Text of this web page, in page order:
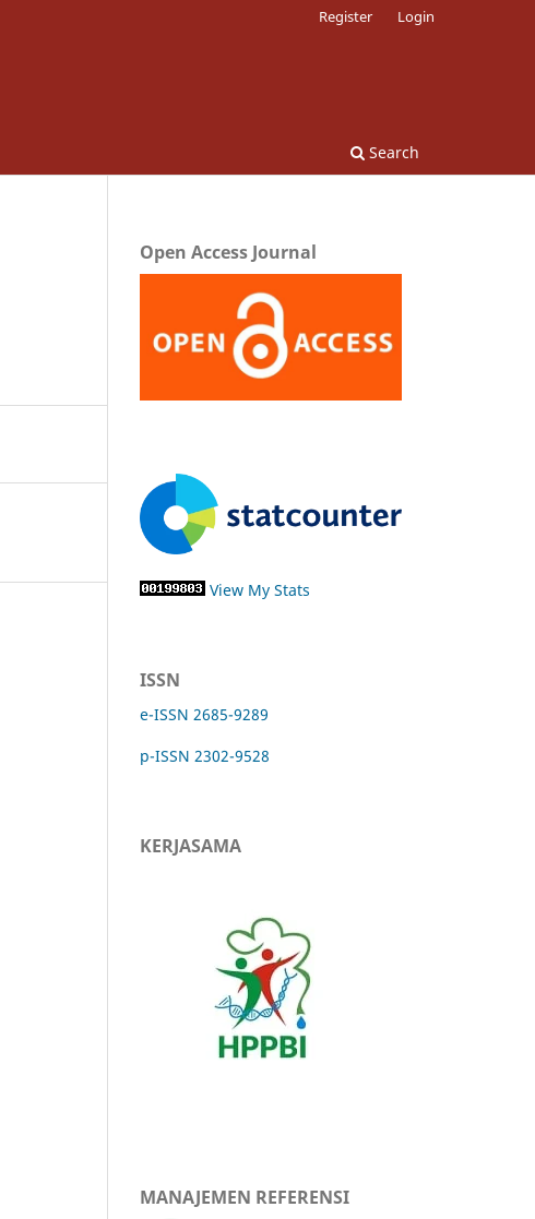
Search
Register Login
Open Access Journal
View My Stats
ISSN
e-ISSN 2685-9289
p-ISSN 2302-9528
KERJASAMA
MANAJEMEN REFERENSI